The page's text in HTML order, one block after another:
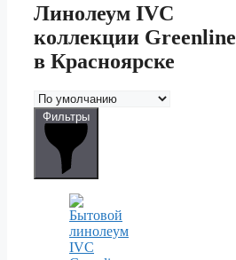
Линолеум IVC
коллекции Greenline
в Красноярске
Фильтры